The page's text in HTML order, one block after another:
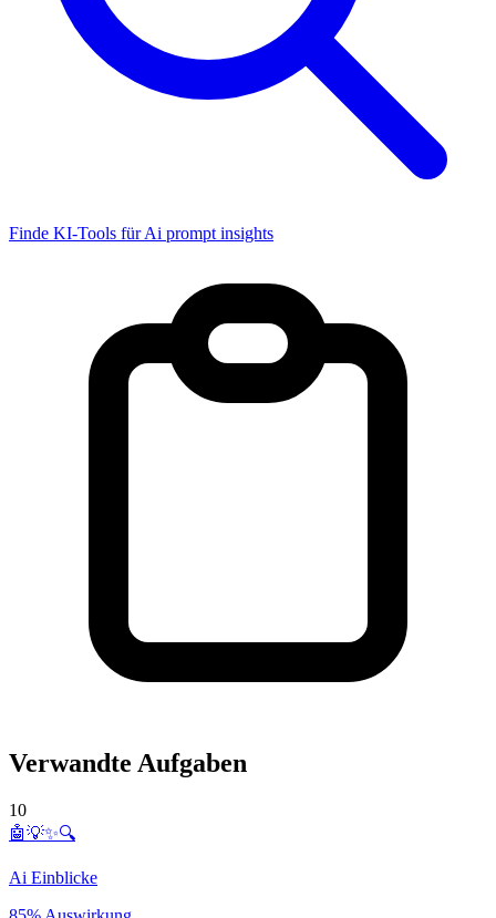
Finde KI-Tools für Ai prompt insights
Verwandte Aufgaben
10
🤖💡✨🔍
Ai Einblicke